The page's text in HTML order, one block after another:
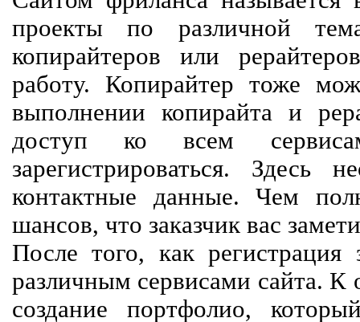
проекты по различной
копирайтеров или
работу. Копирайтер тоже
выполнении копирайта и
доступ ко всем
зарегистрироваться. Здесь
контактные данные. Чем
шансов, что заказчик вас
После того, как регистрация
различным сервисами сайта. К
создание портфолио,